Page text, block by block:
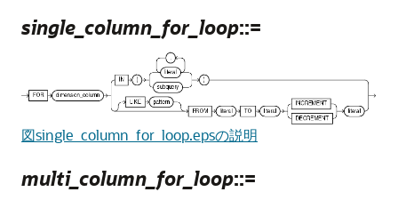
single_column_for_loop::=
図single_column_for_loop.epsの説明
multi_column_for_loop::=